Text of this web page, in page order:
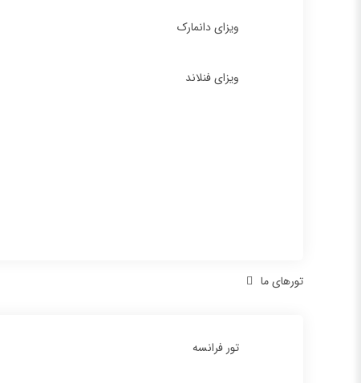
ویزای دانمارک
ویزای فنلاند
تورهای ما
تور فرانسه